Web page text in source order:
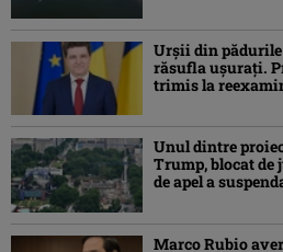
Urșii din pădurile
răsufla ușurați.
trimis la
Unul dintre
Trump, blocat de
de apel a
Marco Rubio